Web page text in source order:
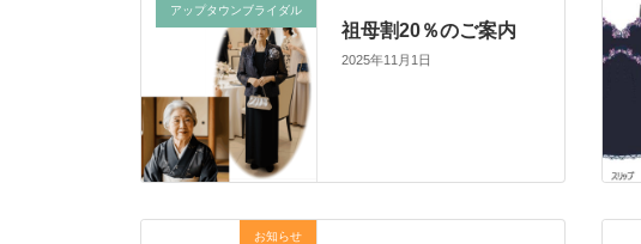
アップタウンブライダル
祖母割20％のご案内
2025年11月1日
お知らせ